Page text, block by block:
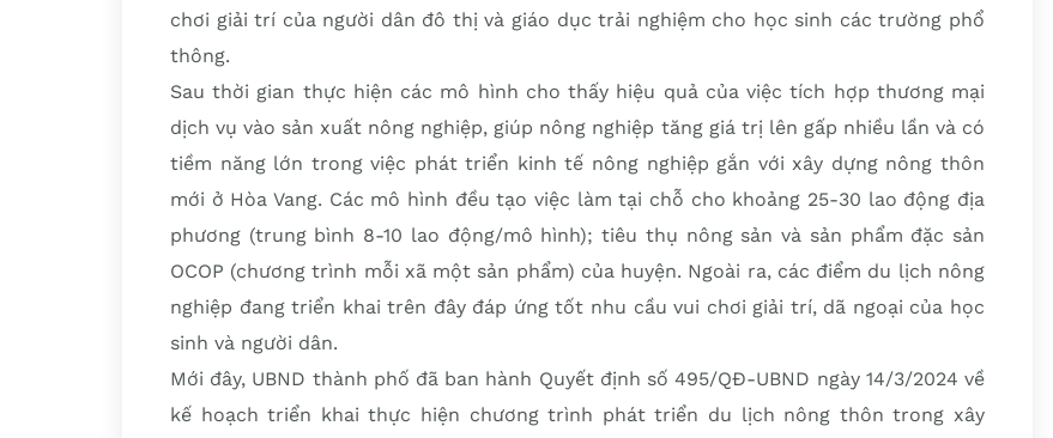
chơi giải trí của người dân đô thị và giáo dục trải nghiệm cho học sinh các trường phổ
thông.
Sau thời gian thực hiện các mô hình cho thấy hiệu quả của việc tích hợp thương mại
dịch vụ vào sản xuất nông nghiệp, giúp nông nghiệp tăng giá trị lên gấp nhiều lần và có
tiềm năng lớn trong việc phát triển kinh tế nông nghiệp gắn với xây dựng nông thôn
mới ở Hòa Vang. Các mô hình đều tạo việc làm tại chỗ cho khoảng 25-30 lao động địa
phương (trung bình 8-10 lao động/mô hình); tiêu thụ nông sản và sản phẩm đặc sản
OCOP (chương trình mỗi xã một sản phẩm) của huyện. Ngoài ra, các điểm du lịch nông
nghiệp đang triển khai trên đây đáp ứng tốt nhu cầu vui chơi giải trí, dã ngoại của học
sinh và người dân.
Mới đây, UBND thành phố đã ban hành Quyết định số 495/QĐ-UBND ngày 14/3/2024 về
kế hoạch triển khai thực hiện chương trình phát triển du lịch nông thôn trong xây